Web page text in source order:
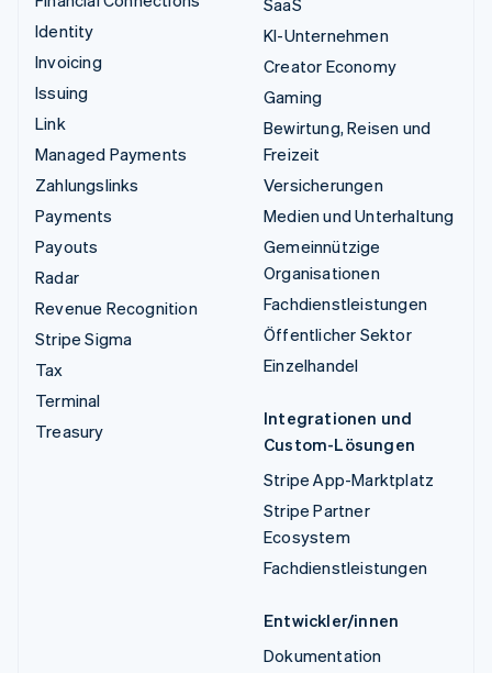
Identity
Invoicing
Issuing
Link
Managed Payments
Zahlungslinks
Payments
Payouts
Radar
Revenue Recognition
Stripe Sigma
Tax
Terminal
Treasury
SaaS
KI-Unternehmen
Creator Economy
Gaming
Bewirtung, Reisen und
Freizeit
Versicherungen
Medien und Unterhaltung
Gemeinnützige
Organisationen
Fachdienstleistungen
Öffentlicher Sektor
Einzelhandel
Integrationen und
Custom-Lösungen
Stripe App-Marktplatz
Stripe Partner
Ecosystem
Fachdienstleistungen
Entwickler/innen
Dokumentation